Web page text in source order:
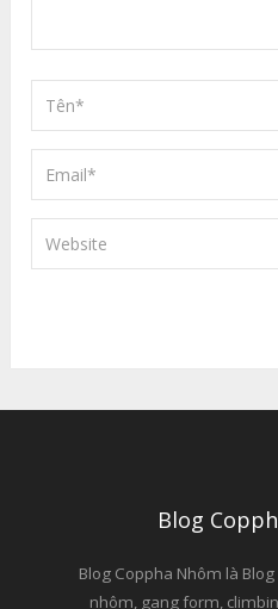
Blog
Blog Coppha Nhôm là
nhôm, gang form,